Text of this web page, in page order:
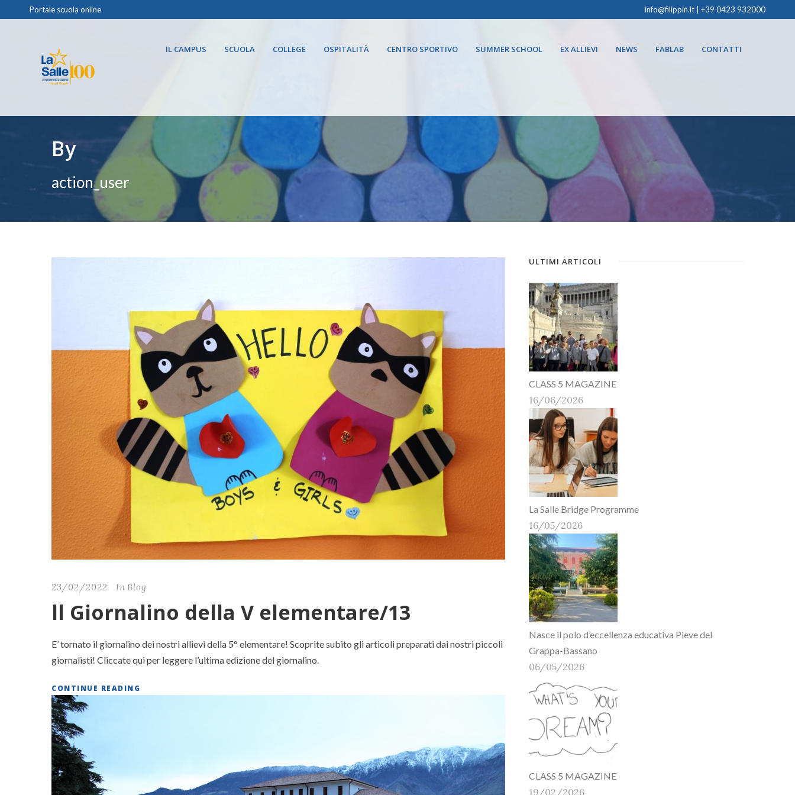
Portale scuola online info@filippin.it +39 0423 932000
IL CAMPUS SCUOLA COLLEGE OSPITALITÀ CENTRO SPORTIVO SUMMER SCHOOL EX ALLIEVI NEWS FABLAB CONTATTI
By
action_user
23/02/2022 In Blog
ll Giornalino della V elementare/13
E’ tornato il giornalino dei nostri allievi della 5° elementare! Scoprite subito gli articoli preparati dai nostri piccoli
giornalisti! Cliccate qui per leggere l’ultima edizione del giornalino.
CONTINUE READING
ULTIMI ARTICOLI
CLASS 5 MAGAZINE
16/06/2026
La Salle Bridge Programme
16/05/2026
Nasce il polo d’eccellenza educativa Pieve del
Grappa-Bassano
06/05/2026
CLASS 5 MAGAZINE
19/02/2026